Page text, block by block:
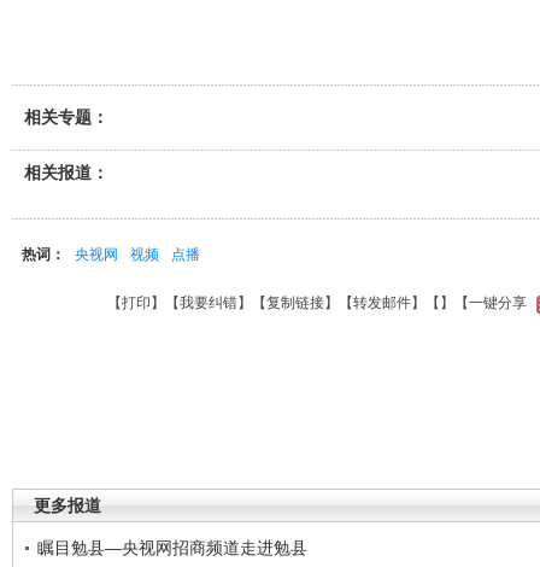
相关专题：
相关报道：
热词： 央视网 视频 点播
【打印 】【我要纠错】【复制链接】【转发邮件】【 】 【一键分享
更多报道
瞩目勉县—央视网招商频道走进勉县